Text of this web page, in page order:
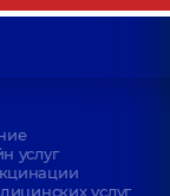
услуг
услуг